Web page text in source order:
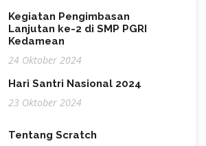
Kegiatan Pengimbasan
Lanjutan ke-2 di SMP PGRI
Kedamean
24 Oktober 2024
Hari Santri Nasional 2024
23 Oktober 2024
Tentang Scratch